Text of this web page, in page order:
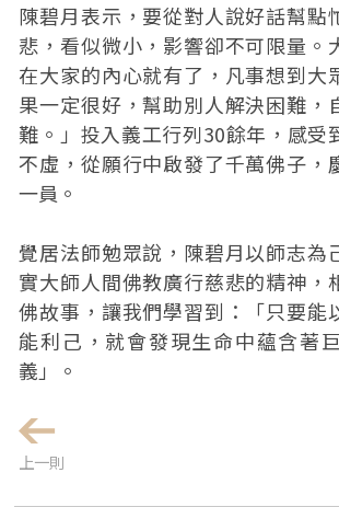
陳碧月表示，要從對人說好話幫點
悲，看似微小，影響卻不可限量。
在大家的內心就有了，凡事想到大
果一定很好，幫助別人解決困難，
難。」投入義工行列30餘年，感受
不虛，從願行中啟發了千萬佛子，
一員。
覺居法師勉眾說，陳碧月以師志為
實大師人間佛教廣行慈悲的精神，
佛故事，讓我們學習到：「只要能
能利己，就會發現生命中蘊含著
義」。
上一則